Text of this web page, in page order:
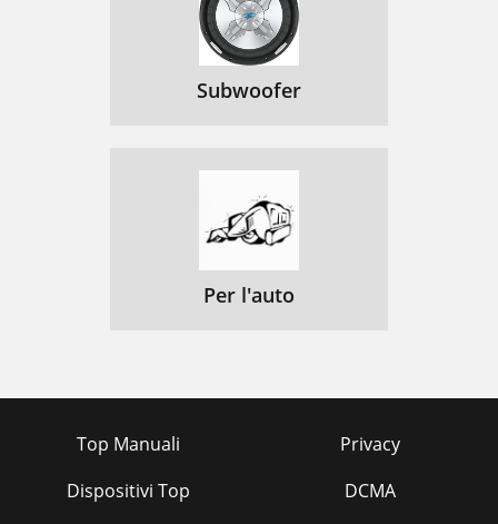
Subwoofer
Per l'auto
Top Manuali
Dispositivi Top
Privacy
DCMA